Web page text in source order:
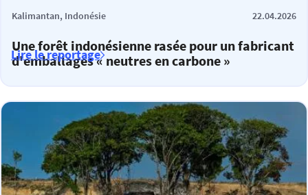
Kalimantan, Indonésie 22.04.2026
Une forêt indonésienne rasée pour un fabricant
d'emballages « neutres en carbone »
Lire le reportage